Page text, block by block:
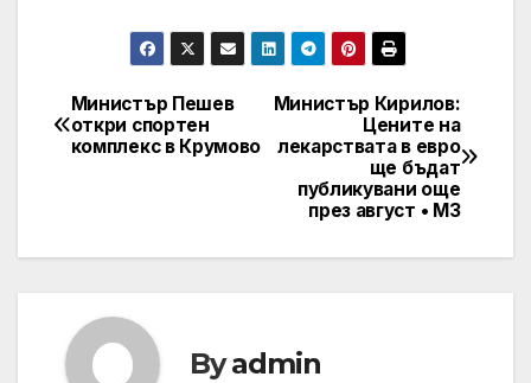
Post
navigation
Министър Кирилов:
Цените на
лекарствата в евро
ще бъдат
публикувани още
през август • МЗ
Министър Пешев
откри спортен
комплекс в Крумово
Byadmin